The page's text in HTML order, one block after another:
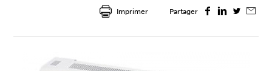
Partager
Imprimer